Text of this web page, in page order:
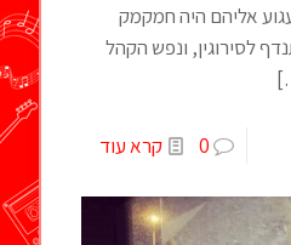
אליהם היה חמקמק
לסירוגין, ונפש הקהל
0 קרא עוד